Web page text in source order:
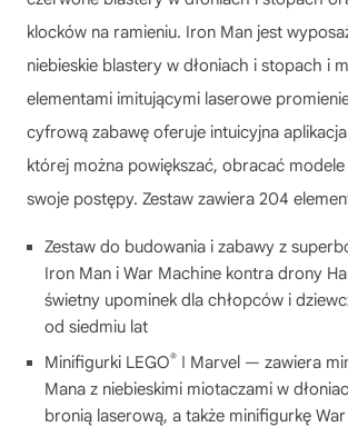
klocków na ramieniu. Iron Man jest
niebieskie blastery w dłoniach i stopach i
elementami imitującymi laserowe
cyfrową zabawę oferuje intuicyjna
której można powiększać, obracać modele
swoje postępy. Zestaw zawiera 204
Zestaw do budowania i zabawy z
Iron Man i War Machine kontra drony
świetny upominek dla chłopców i
od siedmiu lat
Minifigurki LEGO® ǀ Marvel — zawiera
Mana z niebieskimi miotaczami w
bronią laserową, a także minifigurkę